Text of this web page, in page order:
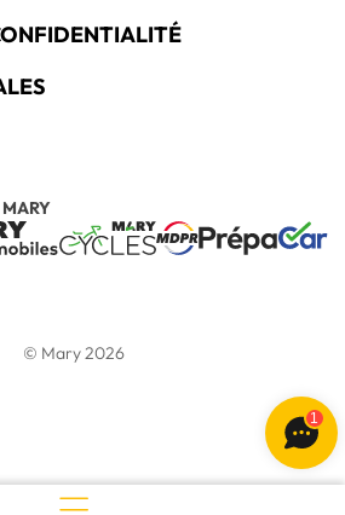
MARY
© Mary 2026
1